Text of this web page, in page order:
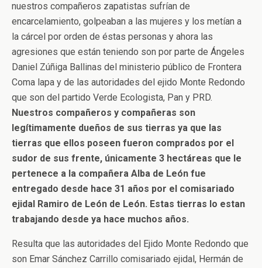
nuestros compañeros zapatistas sufrían de
encarcelamiento, golpeaban a las mujeres y los metían a
la cárcel por orden de éstas personas y ahora las
agresiones que están teniendo son por parte de Ángeles
Daniel Zúñiga Ballinas del ministerio público de Frontera
Coma lapa y de las autoridades del ejido Monte Redondo
que son del partido Verde Ecologista, Pan y PRD.
Nuestros compañeros y compañeras son
legítimamente dueños de sus tierras ya que las
tierras que ellos poseen fueron comprados por el
sudor de sus frente, únicamente 3 hectáreas que le
pertenece a la compañera Alba de León fue
entregado desde hace 31 años por el comisariado
ejidal Ramiro de León de León. Estas tierras lo estan
trabajando desde ya hace muchos años.
Resulta que las autoridades del Ejido Monte Redondo que
son Emar Sánchez Carrillo comisariado ejidal, Hermán de